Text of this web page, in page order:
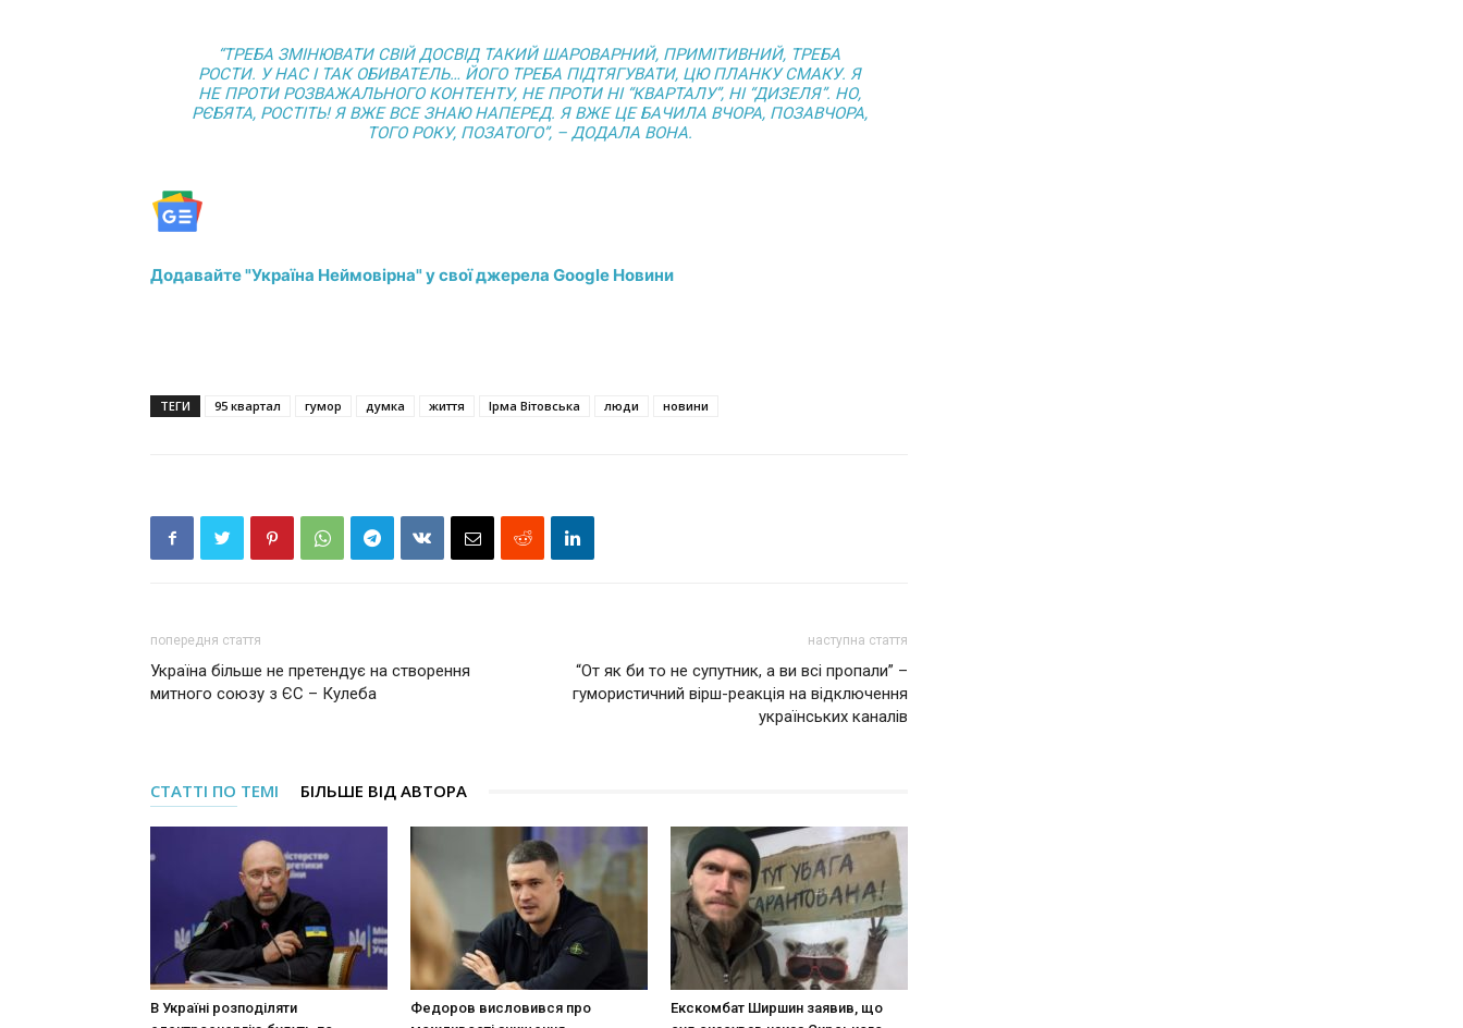
“ТРЕБА ЗМІНЮВАТИ СВІЙ ДОСВІД ТАКИЙ ШАРОВАРНИЙ, ПРИМІТИВНИЙ, ТРЕБА
РОСТИ. У НАС І ТАК ОБИВАТЕЛЬ… ЙОГО ТРЕБА ПІДТЯГУВАТИ, ЦЮ ПЛАНКУ СМАКУ. Я
НЕ ПРОТИ РОЗВАЖАЛЬНОГО КОНТЕНТУ, НЕ ПРОТИ НІ “КВАРТАЛУ”, НІ “ДИЗЕЛЯ”. НО,
РЄБЯТА, РОСТІТЬ! Я ВЖЕ ВСЕ ЗНАЮ НАПЕРЕД. Я ВЖЕ ЦЕ БАЧИЛА ВЧОРА, ПОЗАВЧОРА,
ТОГО РОКУ, ПОЗАТОГО”, – ДОДАЛА ВОНА.
Додавайте "Україна Неймовірна" у свої джерела Google Новини
ТЕГИ 95 квартал гумор думка життя Ірма Вітовська люди новини
попередня стаття
Україна більше не претендує на створення
митного союзу з ЄС – Кулеба
наступна стаття
“От як би то не супутник, а ви всі пропали” –
гумористичний вірш-реакція на відключення
українських каналів
СТАТТІ ПО ТЕМІ БІЛЬШЕ ВІД АВТОРА
В Україні розподіляти
Федоров висловився про
Екскомбат Ширшин заявив, що